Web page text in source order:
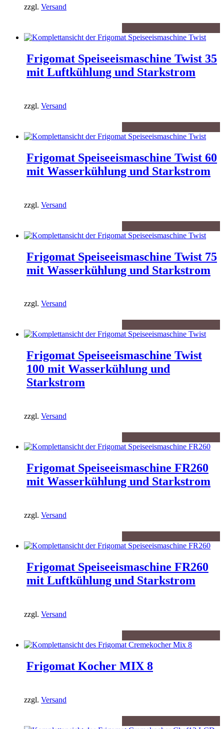
zzgl. Versand
Frigomat Speiseeismaschine Twist 35
mit Luftkühlung und Starkstrom
zzgl. Versand
Frigomat Speiseeismaschine Twist 60
mit Wasserkühlung und Starkstrom
zzgl. Versand
Frigomat Speiseeismaschine Twist 75
mit Wasserkühlung und Starkstrom
zzgl. Versand
Frigomat Speiseeismaschine Twist
100 mit Wasserkühlung und
Starkstrom
zzgl. Versand
Frigomat Speiseeismaschine FR260
mit Wasserkühlung und Starkstrom
zzgl. Versand
Frigomat Speiseeismaschine FR260
mit Luftkühlung und Starkstrom
zzgl. Versand
Frigomat Kocher MIX 8
zzgl. Versand